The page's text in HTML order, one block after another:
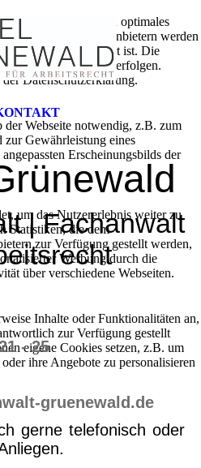
| Fachanwalt
- 25
gruenewald.de
gerne telefonisch oder
um Besuchern ein optimales
Inhalte von Drittanbietern werden
Option aktiviert ist. Die
in einem Drittland erfolgen.
Datenschutzerklärung.
Webseite notwendig, z.B. zum
Gewährleistung eines
Erscheinungsbilds der
um das Nutzererlebnis weiter zu
Statistiken, die dem
zur Verfügung gestellt werden,
Werbung durch die
über verschiedene Webseiten.
Inhalte oder Funktionalitäten an,
zur Verfügung gestellt
eigene Cookies setzen, z.B. um
ihre Angebote zu personalisieren